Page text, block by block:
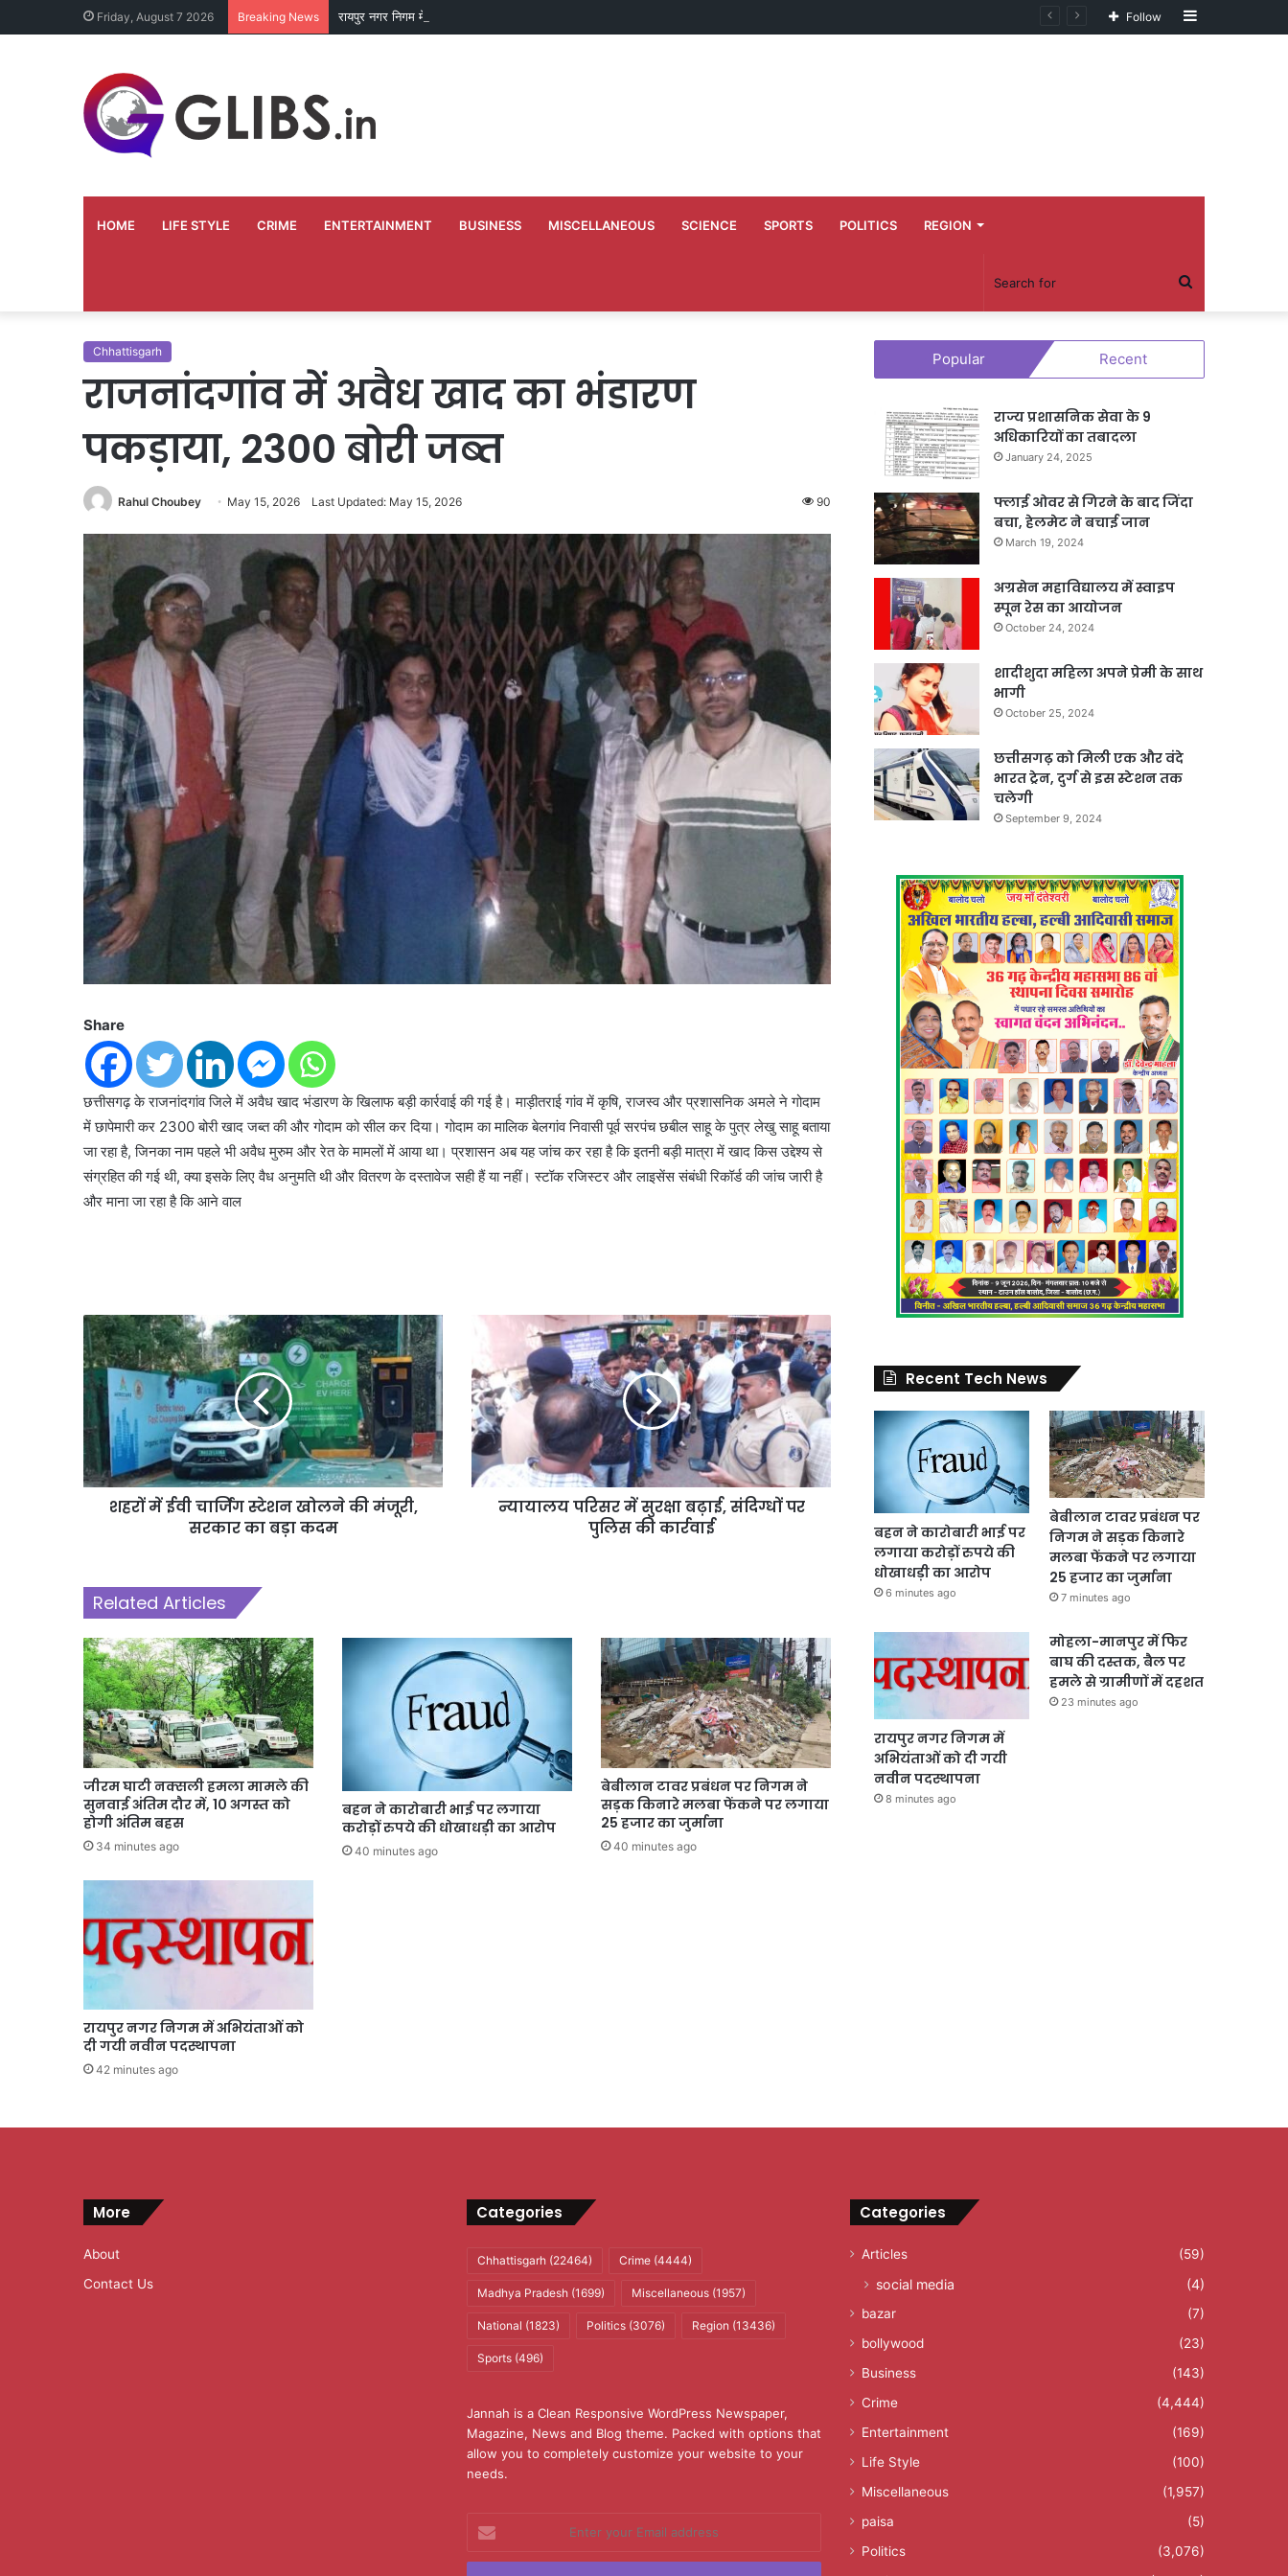
Friday, August 7 2026 Breaking News रायपुर नगर निगम में अभियंताओं को दी गयी नवीन पदस्थापना Sidebar
Follow
HOME LIFE STYLE CRIME ENTERTAINMENT BUSINESS MISCELLANEOUS SCIENCE SPORTS POLITICS REGION
Search
for
Chhattisgarh
राजनांदगांव में अवैध खाद का भंडारण
पकड़ाया, 2300 बोरी जब्त
Rahul Choubey May 15, 2026 Last Updated: May 15, 2026 90
Share
छत्तीसगढ़ के राजनांदगांव जिले में अवैध खाद भंडारण के खिलाफ बड़ी कार्रवाई की गई है। माड़ीतराई गांव में कृषि, राजस्व और प्रशासनिक अमले ने गोदाम
में छापेमारी कर 2300 बोरी खाद जब्त की और गोदाम को सील कर दिया। गोदाम का मालिक बेलगांव निवासी पूर्व सरपंच छबील साहू के पुत्र लेखु साहू बताया
जा रहा है, जिनका नाम पहले भी अवैध मुरुम और रेत के मामलों में आया था। प्रशासन अब यह जांच कर रहा है कि इतनी बड़ी मात्रा में खाद किस उद्देश्य से
संग्रहित की गई थी, क्या इसके लिए वैध अनुमति थी और वितरण के दस्तावेज सही हैं या नहीं। स्टॉक रजिस्टर और लाइसेंस संबंधी रिकॉर्ड की जांच जारी है
और माना जा रहा है कि आने वाल
शहरों में ईवी चार्जिंग स्टेशन खोलने की मंजूरी,
सरकार का बड़ा कदम
न्यायालय परिसर में सुरक्षा बढ़ाई, संदिग्धों पर
पुलिस की कार्रवाई
Related Articles
जीरम घाटी नक्सली हमला मामले की
सुनवाई अंतिम दौर में, 10 अगस्त को
होगी अंतिम बहस
34 minutes ago
बहन ने कारोबारी भाई पर लगाया
करोड़ों रुपये की धोखाधड़ी का आरोप
40 minutes ago
बेबीलान टावर प्रबंधन पर निगम ने
सड़क किनारे मलबा फेंकने पर लगाया
25 हजार का जुर्माना
40 minutes ago
रायपुर नगर निगम में अभियंताओं को
दी गयी नवीन पदस्थापना
42 minutes ago
Popular Recent
राज्य प्रशासनिक सेवा के 9
अधिकारियों का तबादला
January 24, 2025
फ्लाई ओवर से गिरने के बाद जिंदा
बचा, हेलमेट ने बचाई जान
March 19, 2024
अग्रसेन महाविद्यालय में स्वाइप
स्पून रेस का आयोजन
October 24, 2024
शादीशुदा महिला अपने प्रेमी के साथ
भागी
October 25, 2024
छत्तीसगढ़ को मिली एक और वंदे
भारत ट्रेन, दुर्ग से इस स्टेशन तक
चलेगी
September 9, 2024
Recent Tech News
बहन ने कारोबारी भाई पर
लगाया करोड़ों रुपये की
धोखाधड़ी का आरोप
6 minutes ago
बेबीलान टावर प्रबंधन पर
निगम ने सड़क किनारे
मलबा फेंकने पर लगाया
25 हजार का जुर्माना
7 minutes ago
रायपुर नगर निगम में
अभियंताओं को दी गयी
नवीन पदस्थापना
8 minutes ago
मोहला-मानपुर में फिर
बाघ की दस्तक, बैल पर
हमले से ग्रामीणों में दहशत
23 minutes ago
More
About
Contact Us
Categories
Chhattisgarh(22464) Crime(4444)
Madhya Pradesh(1699) Miscellaneous(1957)
National (1823) Politics(3076) Region (13436)
Sports(496)
Jannah is a Clean Responsive WordPress Newspaper,
Magazine, News and Blog theme. Packed with options that
allow you to completely customize your website to your
needs.
your
Email
Categories
Articles (59)
social media (4)
bazar
(7)
bollywood
(23)
Business
(143)
Crime
(4,444)
Entertainment
(169)
Life Style
(100)
Miscellaneous
(1,957)
paisa
(5)
Politics
(3,076)